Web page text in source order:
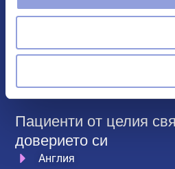
индивида, његову породицу и
односе. Клиника МедТим,
програмима лечења, лечи
зависности, не зависно од
или интензитета ове болести.
Пациенти от целия
доверието си
Англия